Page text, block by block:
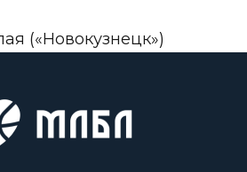
(«Новокузнецк»)